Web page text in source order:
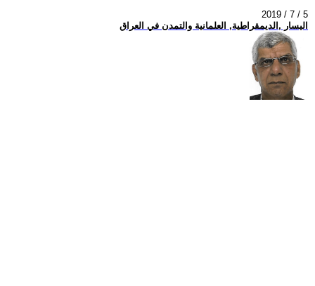
2019 / 7 / 5
اليسار ,الديمقراطية, العلمانية والتمدن في العراق